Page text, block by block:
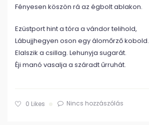
Fényesen köszön rá az égbolt ablakon.
Ezüstport hint a tóra a vándor telihold,
Lábujjhegyen oson egy álomőrző kobold.
Elalszik a csillag. Lehunyja sugarát.
Éji manó vasalja a száradt űrruhát.
0 Likes Nincs hozzászólás